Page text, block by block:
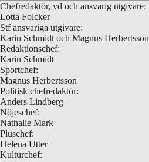
Chefredaktör, vd och ansvarig utgivare:
Lotta Folcker
Stf ansvariga utgivare:
Karin Schmidt och Magnus Herbertsson
Redaktionschef:
Karin Schmidt
Sportchef:
Magnus Herbertsson
Politisk chefredaktör:
Anders Lindberg
Nöjeschef:
Nathalie Mark
Pluschef:
Helena Utter
Kulturchef: